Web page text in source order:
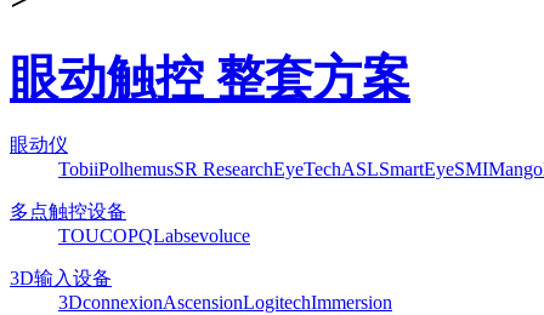
眼动触控 整套方案
眼动仪
TobiiPolhemusSR ResearchEyeTechASLSmartEyeSMI
多点触控设备
TOUCOPQLabsevoluce
3D输入设备
3DconnexionAscensionLogitechImmersion